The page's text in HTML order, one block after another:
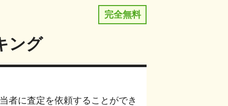
完全無料
ング
者に査定を依頼することができ